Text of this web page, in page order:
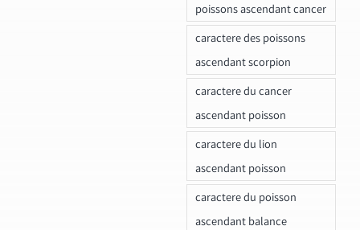
poissons ascendant cancer
caractere des poissons
ascendant scorpion
caractere du cancer
ascendant poisson
caractere du lion
ascendant poisson
caractere du poisson
ascendant balance